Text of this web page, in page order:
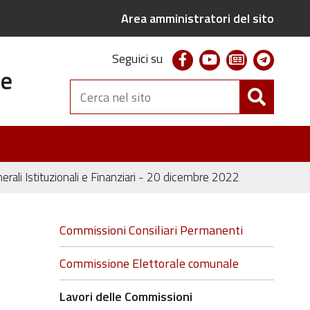
Area amministratori del sito
Seguici su facebookyoutubenewsletter
Cerca
nel
sito
Istituzionali e Finanziari - 20 dicembre 2022
Navigazione
Commissioni Consiliari Permanenti
Commissione Elettorale comunale
Lavori delle Commissioni